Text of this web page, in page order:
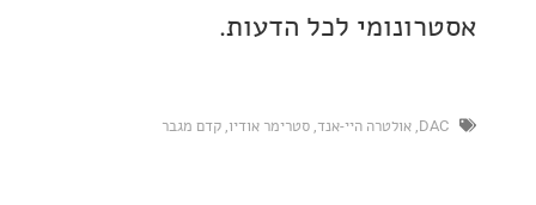
לכל הדעות.
אולטרה היי-אנד, סטרימר אודיו,קדם מגבר